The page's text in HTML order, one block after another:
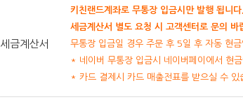
세금계산서
키친랜드계좌로 무통장 입금시만 발행 됩니다.
세금계산서 별도 요청 시 고객센터로 문의 바
무통장 입금일 경우 주문 후 5일 후 자동 현금
* 네이버 무통장 입금시 네이버페이에서 현
* 카드 결제시 카드 매출전표를 받으실 수 있